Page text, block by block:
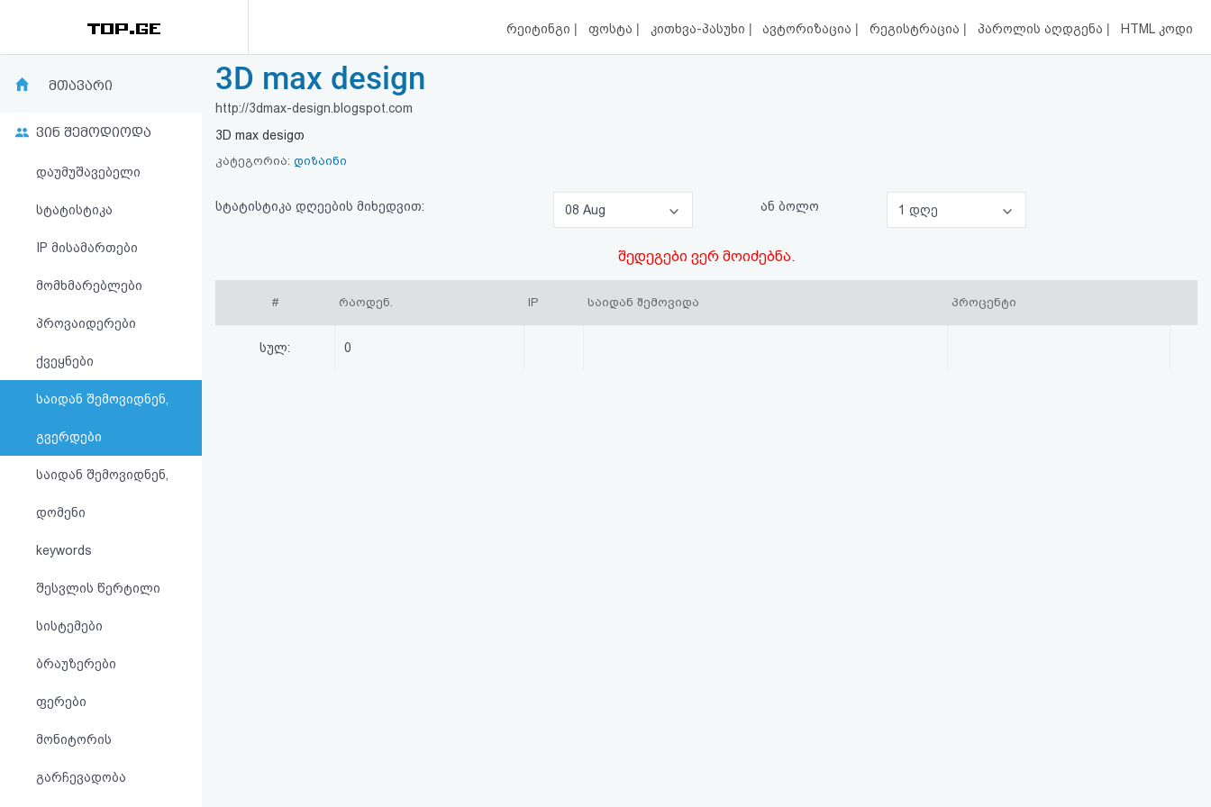
რეიტინგი | ფოსტა | კითხვა-პასუხი | ავტორიზაცია | რეგისტრაცია | პაროლის აღდგენა | HTML კოდი
რეიტინგი
კითხვა-
პასუხი
ავტორიზაცია
რეგისტრაცია
პაროლის
სალიცენზიო
შეთანხმება
მთავარი
ვინ შემოდიოდა
დაუმუშავებელი
სტატისტიკა
IP მისამართები
მომხმარებლები
პროვაიდერები
ქვეყნები
საიდან შემოვიდნენ,
გვერდები
საიდან შემოვიდნენ,
დომენი
keywords
შესვლის წერტილი
სისტემები
ბრაუზერები
ფერები
მონიტორის
გარჩევადობა
3D max design
http://3dmax-design.blogspot.com
3D max desigთ
კატეგორია: დიზაინი
სტატისტიკა დღეების მიხედვით: 08 Aug ან ბოლო 1 დღე
შედეგები ვერ მოიძებნა.
# რაოდენ. IP საიდან შემოვიდა პროცენტი
სულ: 0